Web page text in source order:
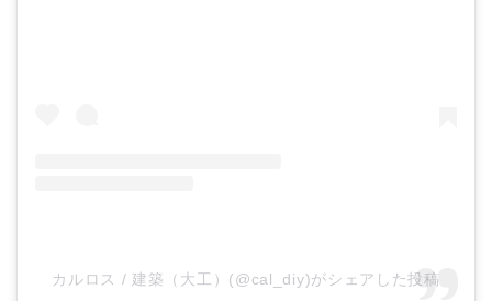
カルロス / 建築（大工）(@cal_diy)がシェアした投稿